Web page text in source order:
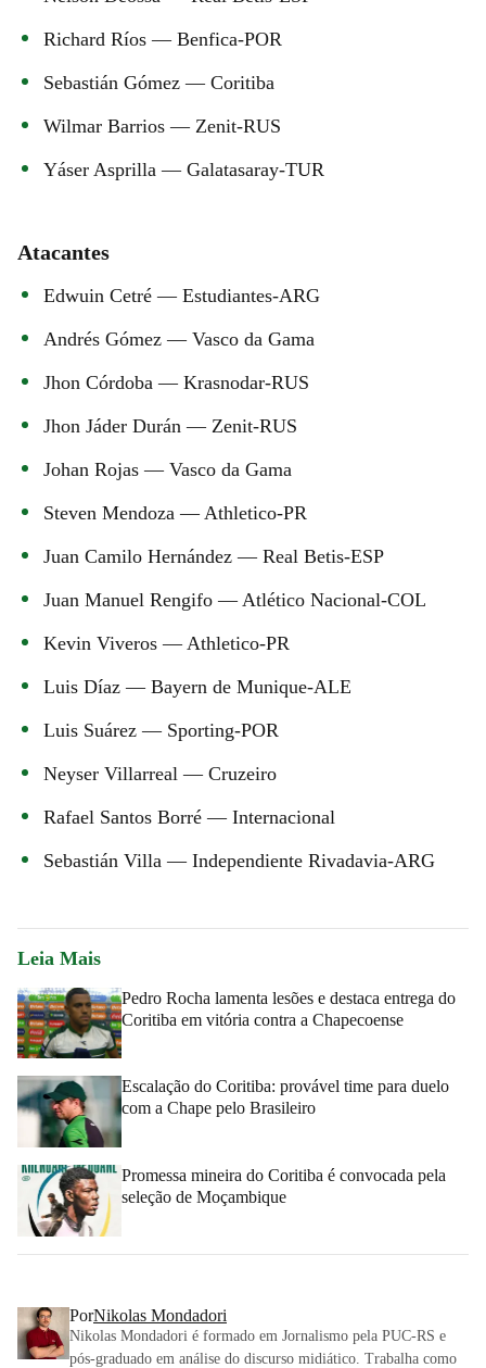
Richard Ríos — Benfica-POR
Sebastián Gómez — Coritiba
Wilmar Barrios — Zenit-RUS
Yáser Asprilla — Galatasaray-TUR
Atacantes
Edwuin Cetré — Estudiantes-ARG
Andrés Gómez — Vasco da Gama
Jhon Córdoba — Krasnodar-RUS
Jhon Jáder Durán — Zenit-RUS
Johan Rojas — Vasco da Gama
Steven Mendoza — Athletico-PR
Juan Camilo Hernández — Real Betis-ESP
Juan Manuel Rengifo — Atlético Nacional-COL
Kevin Viveros — Athletico-PR
Luis Díaz — Bayern de Munique-ALE
Luis Suárez — Sporting-POR
Neyser Villarreal — Cruzeiro
Rafael Santos Borré — Internacional
Sebastián Villa — Independiente Rivadavia-ARG
Leia Mais
Pedro Rocha lamenta lesões e destaca entrega do
Coritiba em vitória contra a Chapecoense
Escalação do Coritiba: provável time para duelo
com a Chape pelo Brasileiro
Promessa mineira do Coritiba é convocada pela
seleção de Moçambique
PorNikolas Mondadori
Nikolas Mondadori é formado em Jornalismo pela PUC-RS e
pós-graduado em análise do discurso midiático. Trabalha como